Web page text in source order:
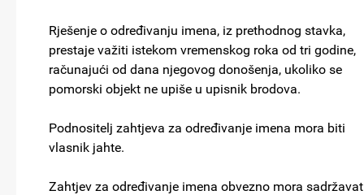
Rješenje o određivanju imena, iz prethodnog stavka,
prestaje važiti istekom vremenskog roka od tri godine,
računajući od dana njegovog donošenja, ukoliko se
pomorski objekt ne upiše u upisnik brodova.
Podnositelj zahtjeva za određivanje imena mora biti
vlasnik jahte.
Zahtjev za određivanje imena obvezno mora